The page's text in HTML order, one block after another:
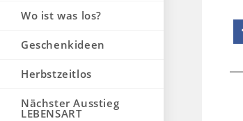
Wo ist was los?
Geschenkideen
Herbstzeitlos
Nächster Ausstieg
LEBENSART